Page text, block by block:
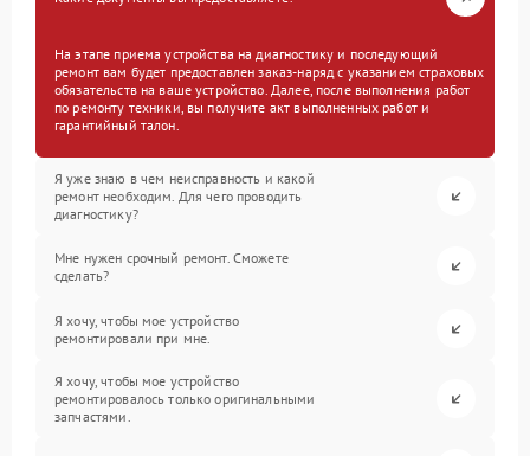
На этапе приема устройства на диагностику и последующий
ремонт вам будет предоставлен заказ-наряд с указанием страховых
обязательств на ваше устройство. Далее, после выполнения работ
по ремонту техники, вы получите акт выполненных работ и
гарантийный талон.
Я уже знаю в чем неисправность и какой
ремонт необходим. Для чего проводить
диагностику?
Мне нужен срочный ремонт. Сможете
сделать?
Я хочу, чтобы мое устройство
ремонтировали при мне.
Я хочу, чтобы мое устройство
ремонтировалось только оригинальными
запчастями.